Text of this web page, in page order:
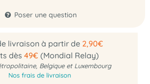
Poser une question
livraison à partir de 2,90€
dès 49€ (Mondial Relay)
Belgique et Luxembourg
Nos frais de livraison